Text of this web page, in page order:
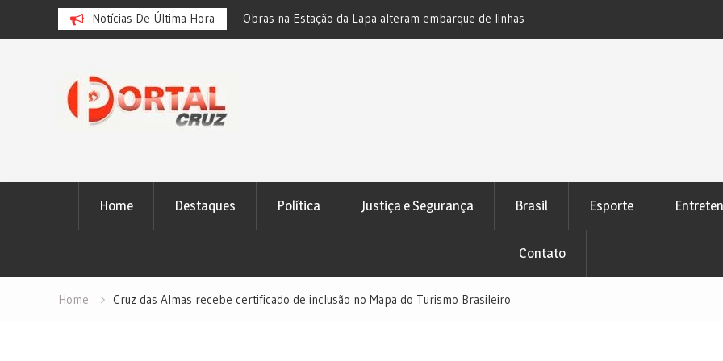
Notícias De Última Hora
de artistas em eventos de
termina nesta quinta
Obras na Estação da Lapa alteram embarque de linhas
de ônibus em Salvador
Motorista fica preso às
101 entre Alagoinhas e Pedrão
Home Destaques Política Justiça e Segurança Brasil Esporte
Contato
Home Cruz das Almas recebe certificado de inclusão no Mapa do Turismo Brasileiro